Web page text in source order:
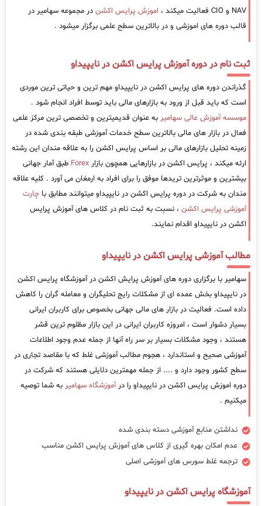
NAV و CIO فعالیت میکند ،
اموزش پرایس اکشن در مجموعه سهامیر در
قالب دوره های اموزشی و در بالاترین سطح علمی برگزار میشود .
ثبت نام در دوره آموزش پرایس اکشن در نایپیداو
گذراندن دوره های پرایس اکشن در نایپیداو مهم ترین و حیاتی ترین موردی
است که باید قبل از ورود به بازارهای مالی باید توسط افراد انجام شود .
موسسه آموزش عالی سهامیر به عنوان قدیمیترین و تخصصی ترین مرکز علمی
فعال در بازار های مالی بالاترین سطح خدمات آموزشی طبقه بندی شده در
زمینه تحلیل بازارهای مالی بر اساس پرایس اکشن را به علاقه مندان این رشته
ارئه میکند ، پرایس اکشن در بازارهایی همچون بازار Forex طبق آمار جهانی
بیشترین و موثرترین تریدها موفق را برای افراد به ارمغان می آورد . کلیه علاقه
مندان به شرکت در دوره پرایس اکشن در نایپیداو میتوانند مطابق با چارت
آموزشی پرایس اکشن ، نسبت به ثبت نام در کلاس های آموزش پرایس
اکشن در نایپیداو اقدام نمایند.
مطالب آموزشی پرایس اکشن در نایپیداو
سهامیر با برگزاری دوره های آموزش پرایش اکشن در آموزشگاه پرایس اکشن
در نایپیداو بخش عمده ای از مشکلات رایج تحلیگران و معامله گران را کاهش
داده است. فعالیت در بازار های مالی جهانی بخصوص برای کاربران ایرانی
بسیار دشوار است ، امروزه کاربران ایرانی در این بازار مظلوم ترین قشر
هستند ، وجود مشکلات بسیار بر سر راه آنها از جمله عدم وجود اطلاعات
آموزشی صحیح و استاندارد ، هجوم مطالب آموزشی غلط که با مقاصد تجاری در
سطح کشور وجود دارد و .... از جمله مهمترین دلایلی هستند که شرکت در
دوره اموزش پرایس اکشن در نایپیداو را درآموزشگاه سهامیر به شما توصیه
میکنیم .
نداشتن منابع آموزشی دسته بندی شده
عدم امکان بهره گیری از کلاس های آموزش پرایس اکشن مناسب
ترجمه غلط سورس های آموزشی اصلی
آموزشگاه پرایس اکشن در نایپیداو